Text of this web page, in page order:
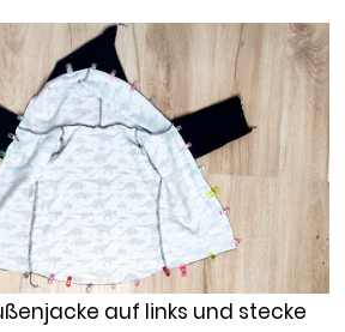
auf links und stecke